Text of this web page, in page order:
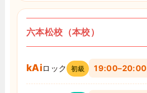
六本松校（本校）
kAiロック 初級 19:00–20:00